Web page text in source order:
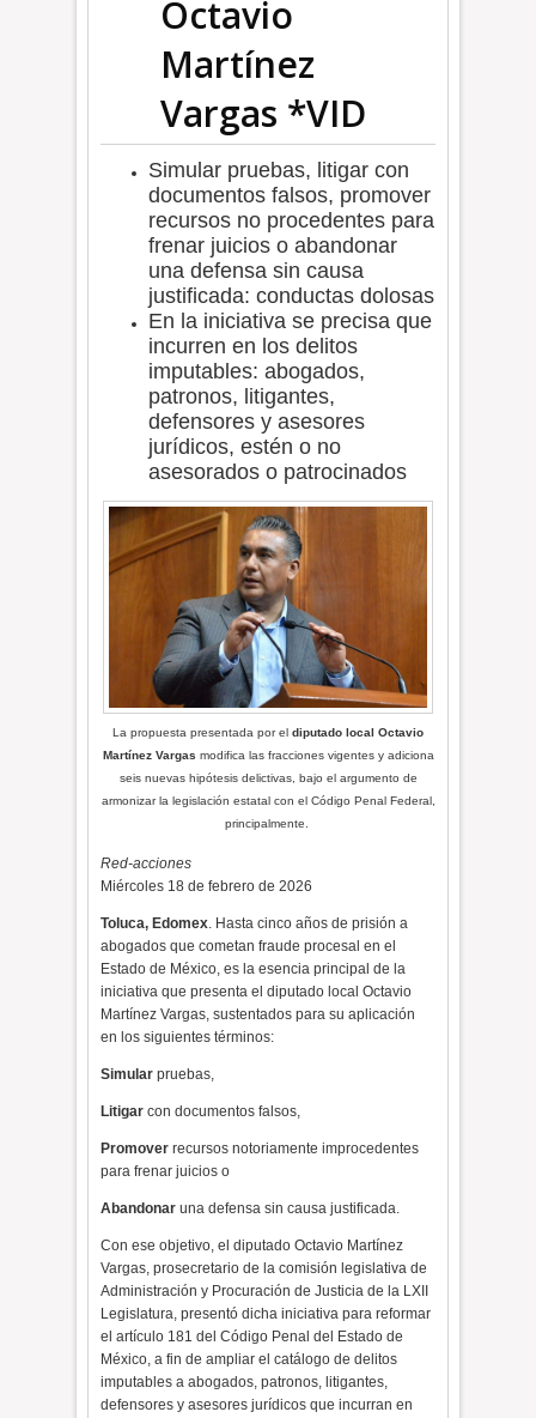
Octavio
Martínez
Vargas *VID
Simular pruebas, litigar con
documentos falsos, promover
recursos no procedentes para
frenar juicios o abandonar
una defensa sin causa
justificada: conductas dolosas
En la iniciativa se precisa que
incurren en los delitos
imputables: abogados,
patronos, litigantes,
defensores y asesores
jurídicos, estén o no
asesorados o patrocinados
La propuesta presentada por el diputado local Octavio
Martínez Vargas modifica las fracciones vigentes y adiciona
seis nuevas hipótesis delictivas, bajo el argumento de
armonizar la legislación estatal con el Código Penal Federal,
principalmente.
Red-acciones
Miércoles 18 de febrero de 2026
Toluca, Edomex. Hasta cinco años de prisión a
abogados que cometan fraude procesal en el
Estado de México, es la esencia principal de la
iniciativa que presenta el diputado local Octavio
Martínez Vargas, sustentados para su aplicación
en los siguientes términos:
Simularpruebas,
Litigar con documentos falsos,
Promover recursos notoriamente improcedentes
para frenar juicios o
Abandonar una defensa sin causa justificada.
Con ese objetivo, el diputado Octavio Martínez
Vargas, prosecretario de la comisión legislativa de
Administración y Procuración de Justicia de la LXII
Legislatura, presentó dicha iniciativa para reformar
el artículo 181 del Código Penal del Estado de
México, a fin de ampliar el catálogo de delitos
imputables a abogados, patronos, litigantes,
defensores y asesores jurídicos que incurran en